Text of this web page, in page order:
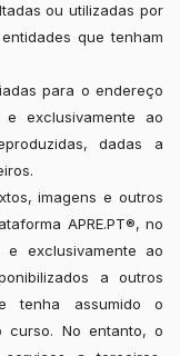
ou utilizadas por
que tenham
para o endereço
exclusivamente ao
dadas a
imagens e outros
APRE.PT®, no
e exclusivamente ao
a outros
tenha assumido o
curso. No entanto, o